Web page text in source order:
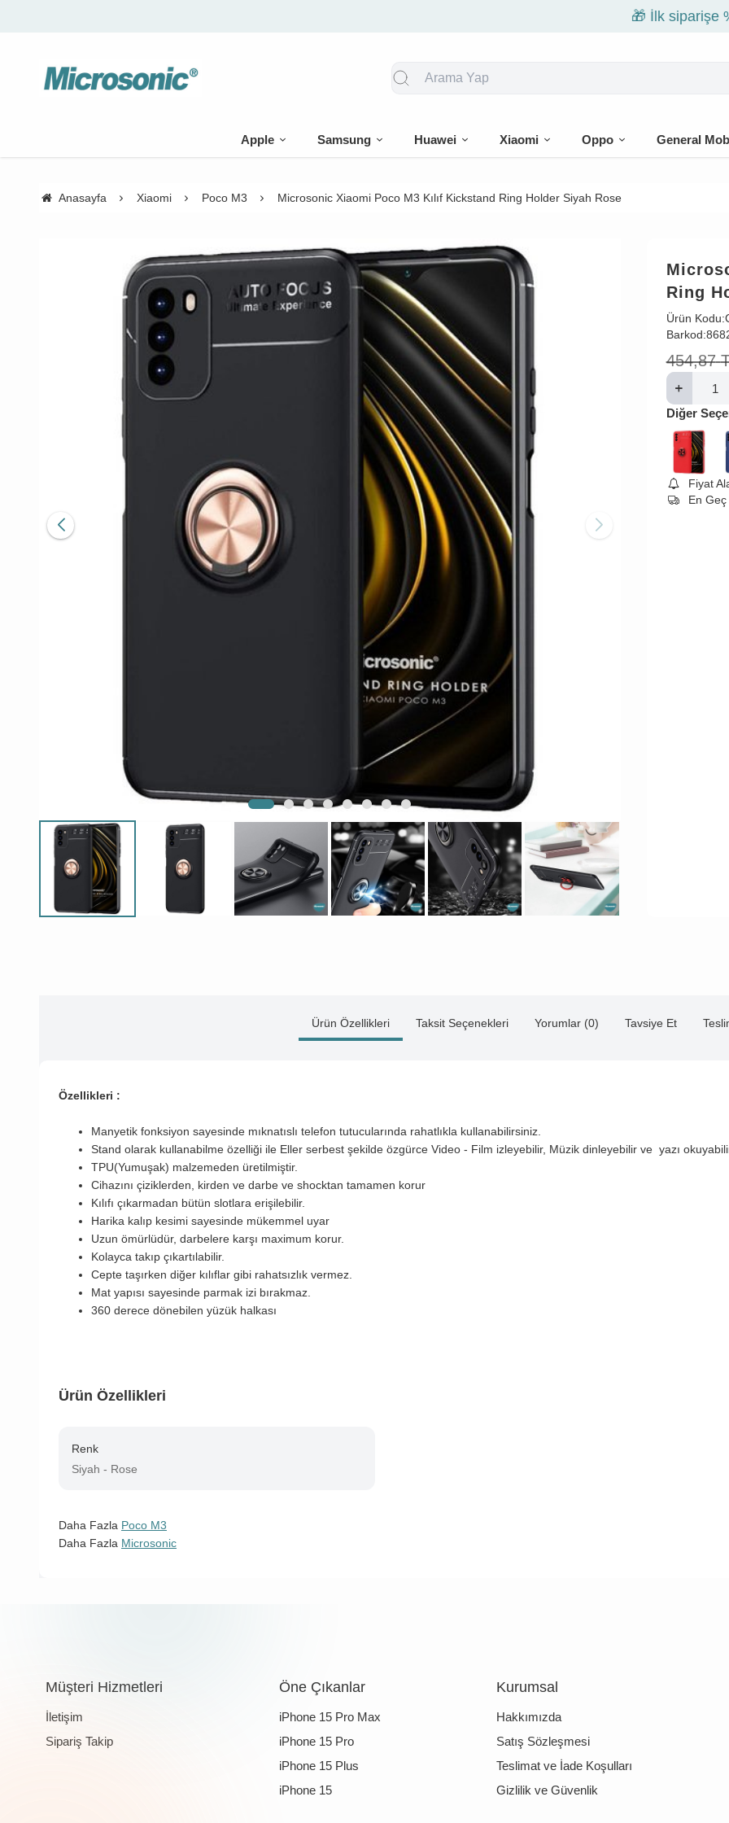
Apple Samsung Huawei Xiaomi Oppo General
Anasayfa Xiaomi Poco M3 Microsonic Xiaomi Poco M3 Kılıf Kickstand Ring Holder Siyah Rose
Ring
Ürün Kodu:
Barkod:
454,87
Diğer
Fiyat
En
Ürün Özellikleri Taksit Seçenekleri Yorumlar (0) Tavsiye Et
Özellikleri :
Manyetik fonksiyon sayesinde mıknatıslı telefon tutucularında rahatlıkla kullanabilirsiniz.
Stand olarak kullanabilme özelliği ile Eller serbest şekilde özgürce Video - Film izleyebilir, Müzik dinleyebilir ve yazı
TPU(Yumuşak) malzemeden üretilmiştir.
Cihazını çiziklerden, kirden ve darbe ve shocktan tamamen korur
Kılıfı çıkarmadan bütün slotlara erişilebilir.
Harika kalıp kesimi sayesinde mükemmel uyar
Uzun ömürlüdür, darbelere karşı maximum korur.
Kolayca takıp çıkartılabilir.
Cepte taşırken diğer kılıflar gibi rahatsızlık vermez.
Mat yapısı sayesinde parmak izi bırakmaz.
360 derece dönebilen yüzük halkası
Ürün Özellikleri
Renk
Siyah - Rose
Daha Fazla Poco M3
Daha Fazla Microsonic
Müşteri Hizmetleri
İletişim
Sipariş Takip
Öne Çıkanlar
iPhone 15 Pro Max
iPhone 15 Pro
iPhone 15 Plus
iPhone 15
Kurumsal
Hakkımızda
Satış Sözleşmesi
Teslimat ve İade Koşulları
Gizlilik ve Güvenlik